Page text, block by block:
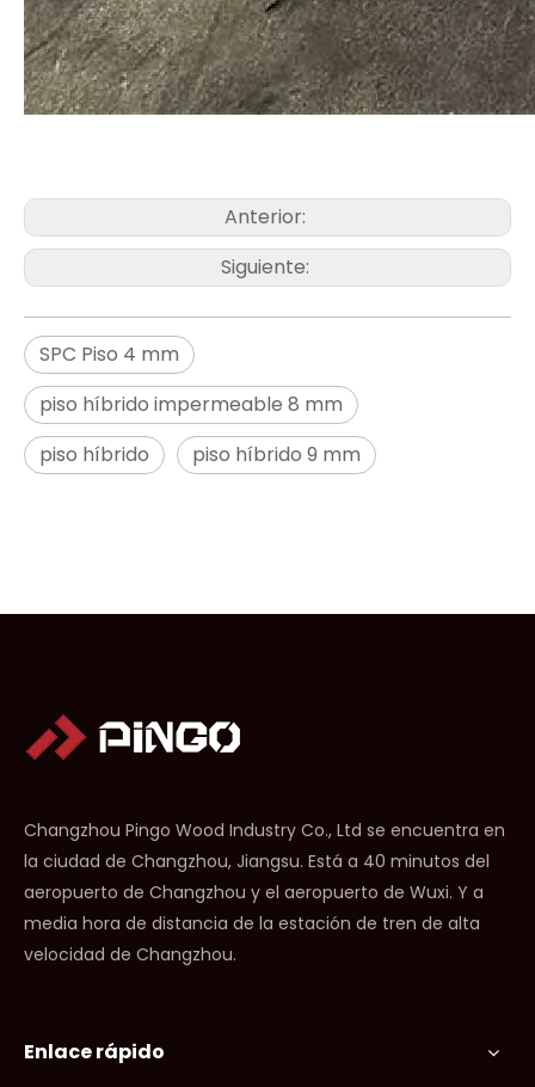
Anterior:
Siguiente:
SPC Piso 4 mm
piso híbrido impermeable 8 mm
piso híbrido
piso híbrido 9 mm
Changzhou Pingo Wood Industry Co., Ltd se encuentra en
la ciudad de Changzhou, Jiangsu. Está a 40 minutos del
aeropuerto de Changzhou y el aeropuerto de Wuxi. Y a
media hora de distancia de la estación de tren de alta
velocidad de Changzhou.
Enlace rápido